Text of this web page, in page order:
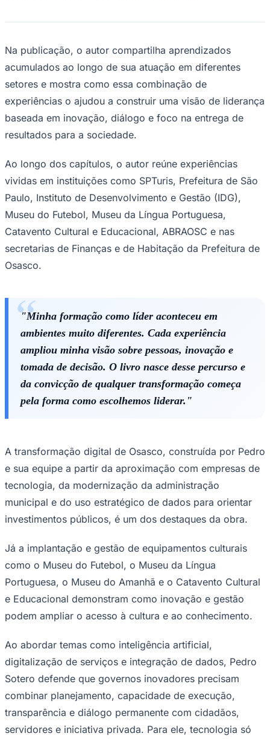
Sport
Juventude
Ceará
Na publicação, o autor compartilha aprendizados
acumulados ao longo de sua atuação em diferentes
setores e mostra como essa combinação de
experiências o ajudou a construir uma visão de liderança
baseada em inovação, diálogo e foco na entrega de
resultados para a sociedade.
Ao longo dos capítulos, o autor reúne experiências
vividas em instituições como SPTuris, Prefeitura de São
Paulo, Instituto de Desenvolvimento e Gestão (IDG),
Museu do Futebol, Museu da Língua Portuguesa,
Catavento Cultural e Educacional, ABRAOSC e nas
secretarias de Finanças e de Habitação da Prefeitura de
Osasco.
"Minha formação como líder aconteceu em
ambientes muito diferentes. Cada experiência
ampliou minha visão sobre pessoas, inovação e
tomada de decisão. O livro nasce desse percurso e
da convicção de qualquer transformação começa
pela forma como escolhemos liderar."
A transformação digital de Osasco, construída por Pedro
e sua equipe a partir da aproximação com empresas de
tecnologia, da modernização da administração
municipal e do uso estratégico de dados para orientar
investimentos públicos, é um dos destaques da obra.
Já a implantação e gestão de equipamentos culturais
como o Museu do Futebol, o Museu da Língua
Portuguesa, o Museu do Amanhã e o Catavento Cultural
e Educacional demonstram como inovação e gestão
podem ampliar o acesso à cultura e ao conhecimento.
Ao abordar temas como inteligência artificial,
digitalização de serviços e integração de dados, Pedro
Sotero defende que governos inovadores precisam
combinar planejamento, capacidade de execução,
transparência e diálogo permanente com cidadãos,
servidores e iniciativa privada. Para ele, tecnologia só